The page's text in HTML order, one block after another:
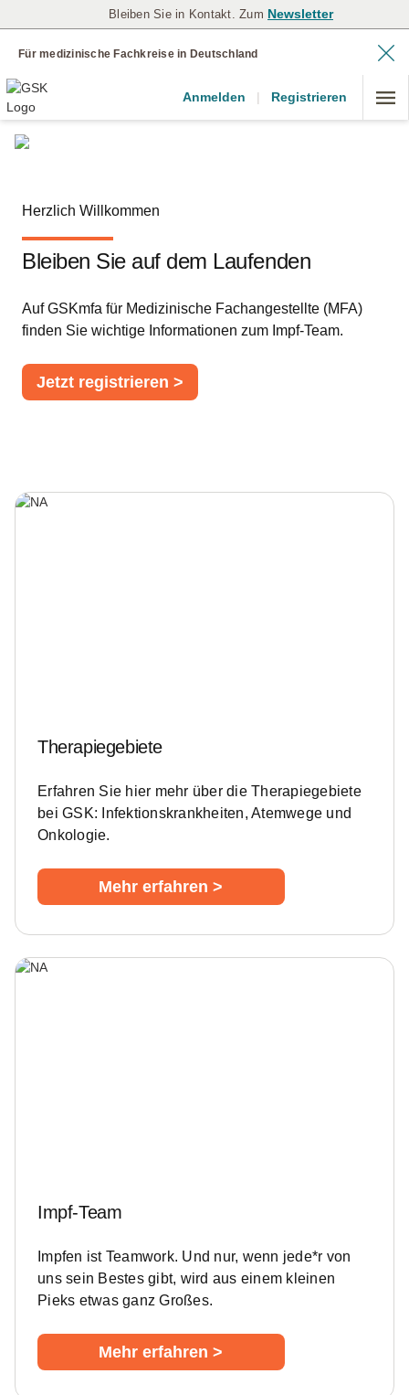
Bleiben Sie in Kontakt. Zum Newsletter
Für medizinische Fachkreise in Deutschland
Anmelden | Registrieren
Herzlich Willkommen
Bleiben Sie auf dem Laufenden
Auf GSKmfa für Medizinische Fachangestellte (MFA)
finden Sie wichtige Informationen zum Impf-Team.
Jetzt registrieren >
Therapiegebiete
Erfahren Sie hier mehr über die Therapiegebiete
bei GSK: Infektionskrankheiten, Atemwege und
Onkologie.
Mehr erfahren >
Impf-Team
Impfen ist Teamwork. Und nur, wenn jede*r von
uns sein Bestes gibt, wird aus einem kleinen
Pieks etwas ganz Großes.
Mehr erfahren >